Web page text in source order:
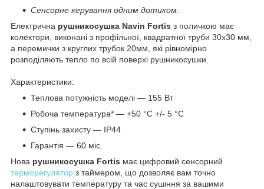
Сенсорне керування одним дотиком.
Електрична рушникосушка Navin Fortis з поличкою має
колектори, виконані з профільної, квадратної труби 30х30 мм,
а перемички з круглих трубок 20мм, які рівномірно
розподіляють тепло по всій поверхі рушникосушки.
Характеристики:
Теплова потужність моделі — 155 Вт
Робоча температура* — +50 °C +/- 5 °C
Ступінь захисту — IP44
Гарантія — 60 міс.
Нова рушникосушка Fortis має цифровий сенсорний
терморегулятор з таймером, що дозволяє вам точно
налаштовувати температуру та час сушіння за вашими